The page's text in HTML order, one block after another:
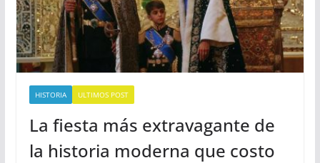
HISTORIA ULTIMOS POST
La fiesta más extravagante de
la historia moderna que costo